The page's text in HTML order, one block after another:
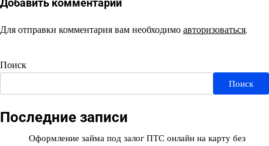
Добавить комментарий
Для отправки комментария вам необходимоавторизоваться.
Поиск
Поиск
Последние записи
Оформление займа под залог ПТС онлайн на карту без